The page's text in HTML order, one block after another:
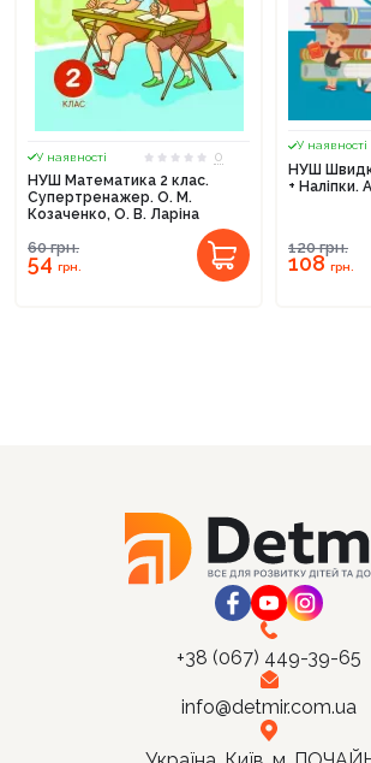
У наявності
0
НУШ Математика 2 клас.
Супертренажер. О. М.
Козаченко, О. В. Ларіна
60грн.
54грн.
У наявності
НУШ
+ Наліпки.
120грн.
108грн.
+38 (067) 449-39-65
info@detmir.com.ua